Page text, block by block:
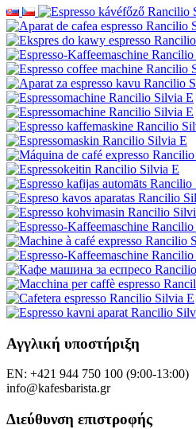
Αγγλική υποστήριξη
EN: +421 944 750 100 (9:00-13:00)
info@kafesbarista.gr
Διεύθυνση επιστροφής